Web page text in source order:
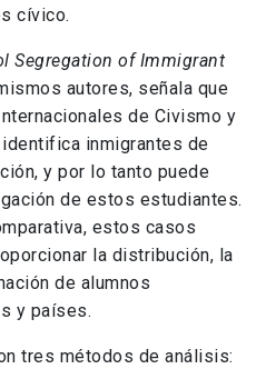
cívico.
Segregation of Immigrant
autores, señala que
de Civismo y
identifica inmigrantes de
y por lo tanto puede
de estos estudiantes.
estos casos
la distribución, la
de alumnos
y países.
tres métodos de análisis: